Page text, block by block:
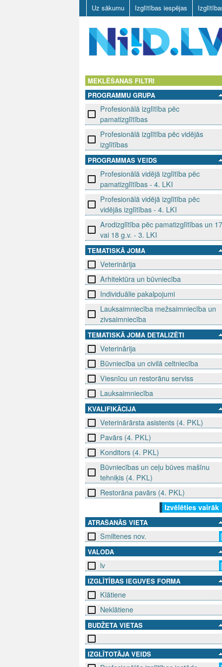
Uz sākumu Izglītības iespējas
D
L
MEKLĒŠANAS FILTRI
PROGRAMMU GRUPA
Profesionālā izglītība pēc
pamatizglītības
Profesionālā izglītība pēc vidējās
izglītības
PROGRAMMAS VEIDS
Profesionālā vidējā izglītība pēc
pamatizglītības - 4. LKI
Profesionālā vidējā izglītība pēc
vidējās izglītības - 4. LKI
Arodizglītība pēc pamatizglītības un 17
vai 18 g.v. - 3. LKI
TEMATISKĀ JOMA
Veterinārija
Arhitektūra un būvniecība
Individuālie pakalpojumi
Lauksaimniecība mežsaimniecība un
zivsaimniecība
TEMATISKĀ JOMA DETALIZĒTI
Veterinārija
Būvniecība un civilā celtniecība
Viesnīcu un restorānu serviss
Lauksaimniecība
KVALIFIKĀCIJA
Veterinārārsta asistents (4. PKL)
Pavārs (4. PKL)
Konditors (4. PKL)
Būvniecības un ceļu būves mašīnu
tehniķis (4. PKL)
Restorāna pavārs (4. PKL)
Izvēlēties vairāk
ATRAŠANĀS VIETA
Smiltenes nov.
VALODA
lv
IZGLĪTĪBAS IEGUVES FORMA
Klātiene
Neklātiene
BUDŽETA VIETAS
IZGLĪTOTĀJA VEIDS